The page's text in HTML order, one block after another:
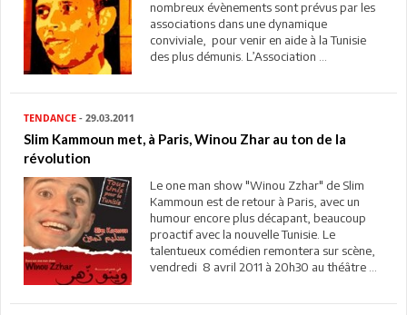
nombreux évènements sont prévus par les
associations dans une dynamique
conviviale, pour venir en aide à la Tunisie
des plus démunis. L’Association ...
TENDANCE - 29.03.2011
Slim Kammoun met, à Paris, Winou Zhar au ton de la
révolution
Le one man show "Winou Zzhar" de Slim
Kammoun est de retour à Paris, avec un
humour encore plus décapant, beaucoup
proactif avec la nouvelle Tunisie. Le
talentueux comédien remontera sur scène,
vendredi 8 avril 2011 à 20h30 au théâtre ...